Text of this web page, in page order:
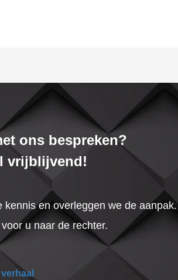
ons bespreken?
vrijblijvend!
en overleggen we de aanpak.
u naar de rechter.